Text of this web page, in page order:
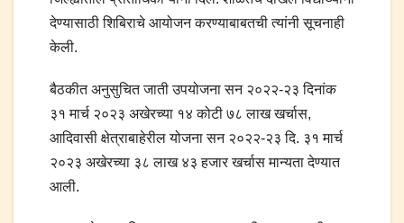
देण्यासाठी शिबिराचे आयोजन करण्याबाबतची त्यांनी सूचनाही
केली.
बैठकीत अनुसुचित जाती उपयोजना सन २०२२-२३ दिनांक
३१ मार्च २०२३ अखेरच्या १४ कोटी ७८ लाख खर्चास,
आदिवासी क्षेत्राबाहेरील योजना सन २०२२-२३ दि. ३१ मार्च
२०२३ अखेरच्या ३८ लाख ४३ हजार खर्चास मान्यता देण्यात
आली.